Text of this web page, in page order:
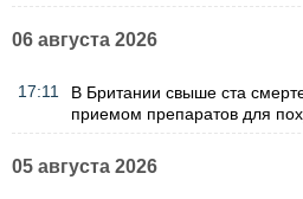
06 августа 2026
17:11
В Британии свыше ста
приемом препаратов для
05 августа 2026